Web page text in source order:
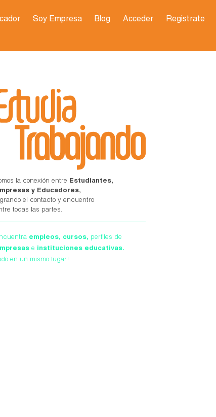
Soy Empresa Blog Acceder Registrate
la conexión entre Estudiantes,
y Educadores,
el contacto y encuentro
todas las partes.
empleos, cursos, perfiles de
e instituciones educativas.
en un mismo lugar!